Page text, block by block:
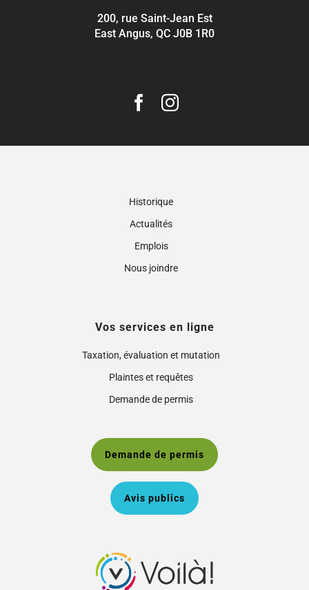
200, rue Saint-Jean Est
East Angus, QC J0B 1R0
Historique
Actualités
Emplois
Nous joindre
Vos services en ligne
Taxation, évaluation et mutation
Plaintes et requêtes
Demande de permis
Demande de permis
Avis publics